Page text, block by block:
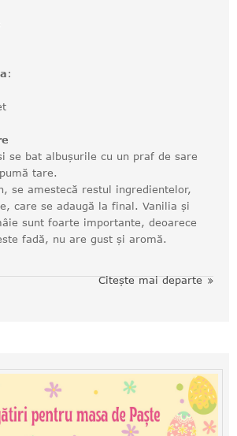
:
se bat albușurile cu un praf de sare
tare.
se amestecă restul ingredientelor,
care se adaugă la final. Vanilia și
sunt foarte importante, deoarece
fadă, nu are gust și aromă.
Citește mai departe